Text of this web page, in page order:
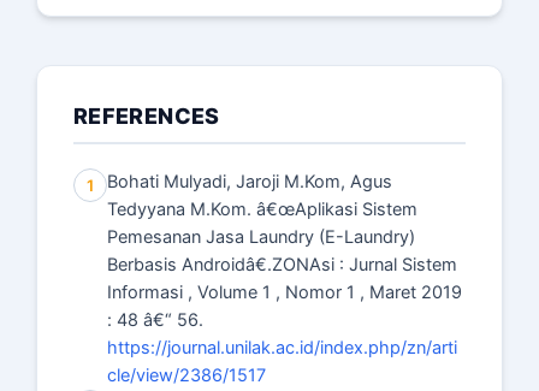
REFERENCES
1
Bohati Mulyadi, Jaroji M.Kom, Agus
Tedyyana M.Kom. â€œAplikasi Sistem
Pemesanan Jasa Laundry (E-Laundry)
Berbasis Androidâ€.ZONAsi : Jurnal Sistem
Informasi , Volume 1 , Nomor 1 , Maret 2019
: 48 â€“ 56.
https://journal.unilak.ac.id/index.php/zn/arti
cle/view/2386/1517